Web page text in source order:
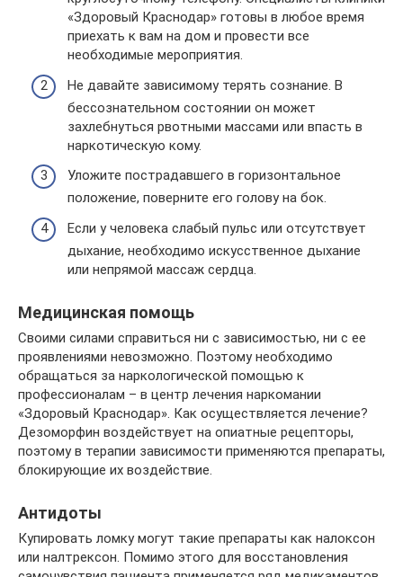
«Здоровый Краснодар» готовы в любое время
приехать к вам на дом и провести все
необходимые мероприятия.
Не давайте зависимому терять сознание. В
бессознательном состоянии он может
захлебнуться рвотными массами или впасть в
наркотическую кому.
Уложите пострадавшего в горизонтальное
положение, поверните его голову на бок.
Если у человека слабый пульс или отсутствует
дыхание, необходимо искусственное дыхание
или непрямой массаж сердца.
Медицинская помощь
Своими силами справиться ни с зависимостью, ни с ее
проявлениями невозможно. Поэтому необходимо
обращаться за наркологической помощью к
профессионалам – в центр лечения наркомании
«Здоровый Краснодар». Как осуществляется лечение?
Дезоморфин воздействует на опиатные рецепторы,
поэтому в терапии зависимости применяются препараты,
блокирующие их воздействие.
Антидоты
Купировать ломку могут такие препараты как налоксон
или налтрексон. Помимо этого для восстановления